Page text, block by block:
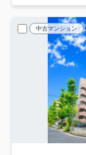
中古マンション